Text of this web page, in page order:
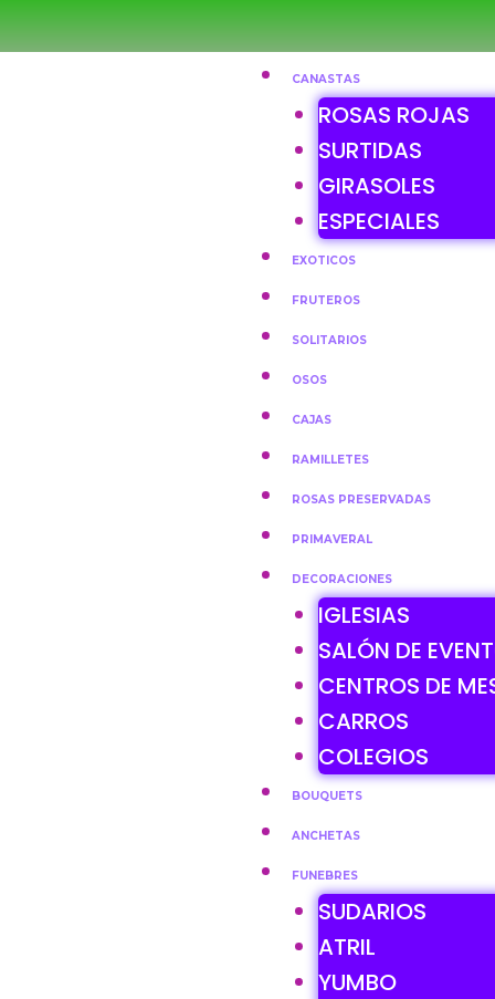
CANASTAS
ROSAS ROJAS
SURTIDAS
GIRASOLES
ESPECIALES
EXOTICOS
FRUTEROS
SOLITARIOS
OSOS
CAJAS
RAMILLETES
ROSAS PRESERVADAS
PRIMAVERAL
DECORACIONES
IGLESIAS
SALÓN DE
CENTROS DE
CARROS
COLEGIOS
BOUQUETS
ANCHETAS
FUNEBRES
SUDARIOS
ATRIL
YUMBO